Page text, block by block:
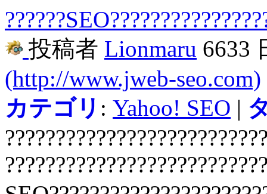
投稿者 Lionmaru 6633
(http://www.jweb-seo.com)
カテゴリ : Yahoo! SEO |